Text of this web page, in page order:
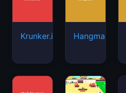
Krunker.io Hangman